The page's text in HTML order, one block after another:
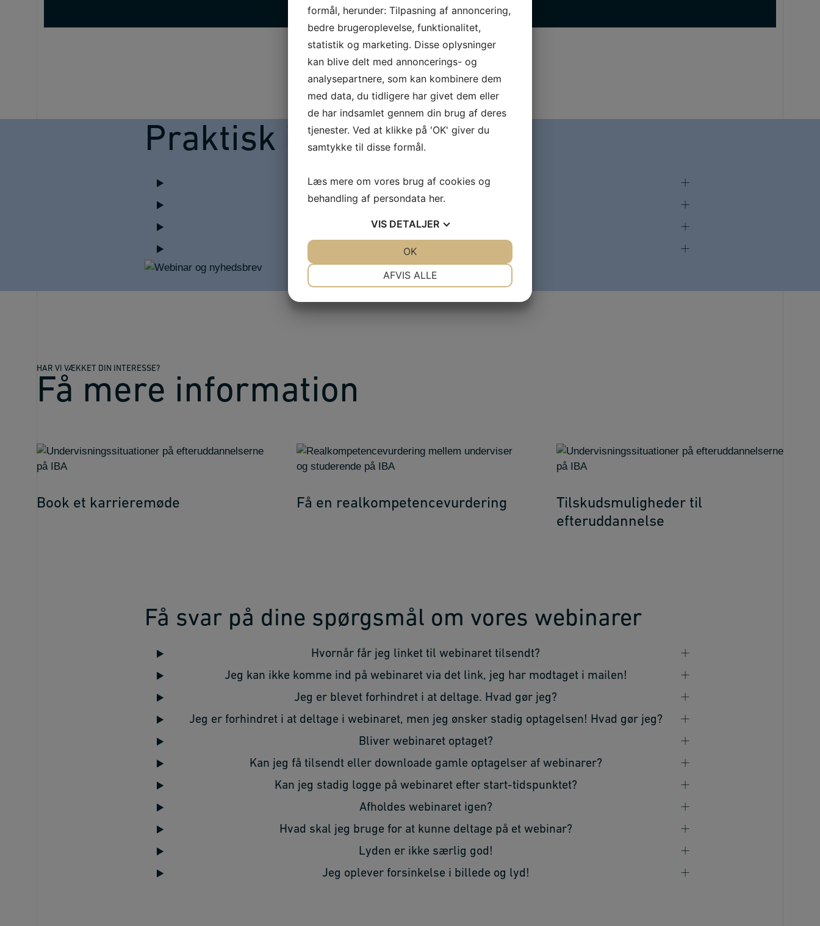
Praktisk information
Sådan deltager du
Betingelser for tilmelding (Nyhedsbrev)
Optagelse af webinaret
Niveau
HAR VI VÆKKET DIN INTERESSE?
Få mere information
Book et karrieremøde Få en realkompetencevurdering
Tilskudsmuligheder til
efteruddannelse
Få svar på dine spørgsmål om vores webinarer
Hvornår får jeg linket til webinaret tilsendt?
Jeg kan ikke komme ind på webinaret via det link, jeg har modtaget i mailen!
Jeg er blevet forhindret i at deltage. Hvad gør jeg?
Jeg er forhindret i at deltage i webinaret, men jeg ønsker stadig optagelsen! Hvad gør jeg?
Bliver webinaret optaget?
Kan jeg få tilsendt eller downloade gamle optagelser af webinarer?
Kan jeg stadig logge på webinaret efter start-tidspunktet?
Afholdes webinaret igen?
Hvad skal jeg bruge for at kunne deltage på et webinar?
Lyden er ikke særlig god!
Jeg oplever forsinkelse i billede og lyd!
formål, herunder: Tilpasning af annoncering,
bedre brugeroplevelse, funktionalitet,
statistik og marketing. Disse oplysninger
kan blive delt med annoncerings- og
analysepartnere, som kan kombinere dem
med data, du tidligere har givet dem eller
de har indsamlet gennem din brug af deres
tjenester. Ved at klikke på 'OK' giver du
samtykke til disse formål.
Læs mere om vores brug af cookies og
behandling af persondata her.
VIS DETALJER
AFVIS ALLE
OK